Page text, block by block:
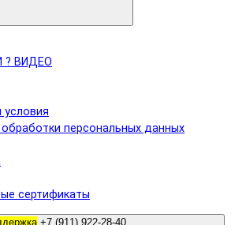
? ВИДЕО
условия
обработки персональных данных
сертификаты
+7 (911) 922-28-40